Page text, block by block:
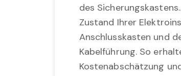
des
Zustand Ihrer
Anschlusskasten und
Kabelführung. So
Kostenabschätzung